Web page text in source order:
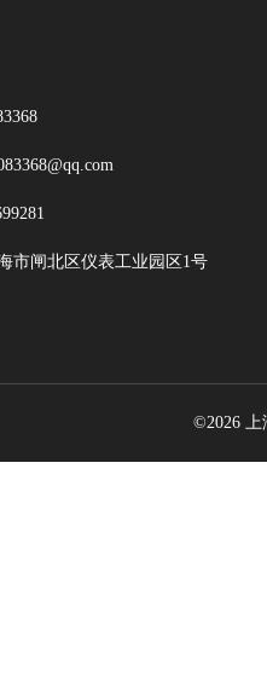
市闸北区仪表工业园区1号
©2026